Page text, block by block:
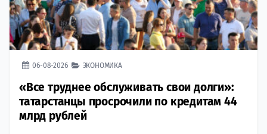
06-08-2026 ЭКОНОМИКА
«Все труднее обслуживать свои долги»:
татарстанцы просрочили по кредитам 44
млрд рублей